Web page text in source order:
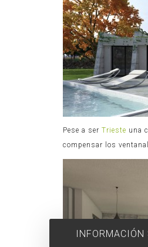
Pese a serTrieste una
compensar los
INFORMACIÓN